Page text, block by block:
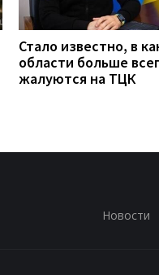
Стало известно, в
области больше
жалуются на ТЦК
Новости